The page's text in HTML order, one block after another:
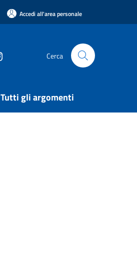
Accedi all'area personale
Cerca
Tutti gli argomenti